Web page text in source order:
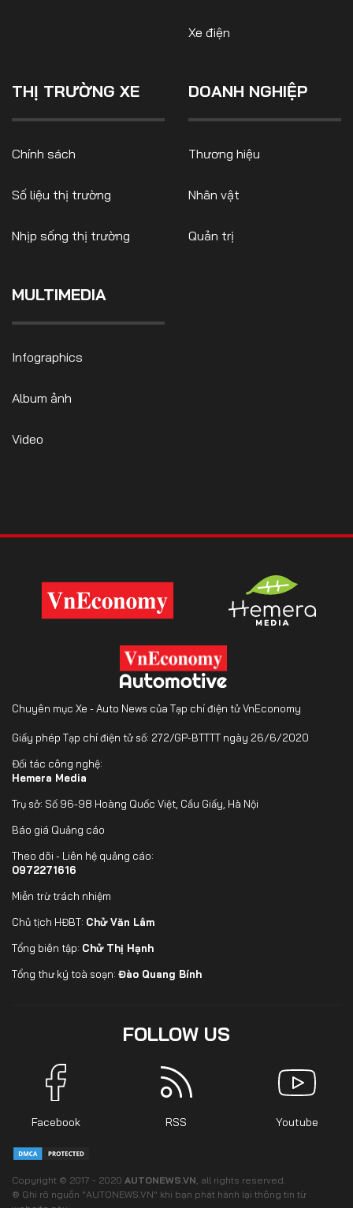
Xe điện
THỊ TRƯỜNG XE
Chính sách
Số liệu thị trường
Nhịp sống thị trường
DOANH NGHIỆP
Thương hiệu
Nhân vật
Quản trị
MULTIMEDIA
Infographics
Album ảnh
Video
Chuyên mục Xe - Auto News của Tạp chí điện tử VnEconomy
Giấy phép Tạp chí điện tử số: 272/GP-BTTTT ngày 26/6/2020
Đối tác công nghệ:
Hemera Media
Trụ sở: Số 96-98 Hoàng Quốc Việt, Cầu Giấy, Hà Nội
Báo giá Quảng cáo
Theo dõi - Liên hệ quảng cáo:
0972271616
Miễn trừ trách nhiệm
Chủ tịch HĐBT: Chử Văn Lâm
Tổng biên tập: Chử Thị Hạnh
Tổng thư ký toà soạn: Đào Quang Bính
FOLLOW US
Facebook RSS Youtube
Copyright © 2017 - 2020 AUTONEWS.VN , all rights reserved.
® Ghi rõ nguồn "AUTONEWS.VN" khi bạn phát hành lại thông tin từ